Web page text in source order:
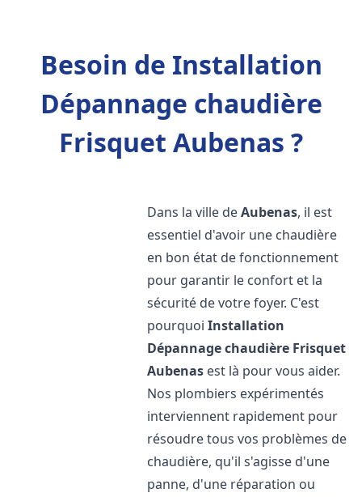
Besoin de Installation
Dépannage chaudière
Frisquet Aubenas ?
Dans la ville deAubenas, il est
essentiel d'avoir une chaudière
en bon état de fonctionnement
pour garantir le confort et la
sécurité de votre foyer. C'est
pourquoiInstallation
Dépannage chaudière Frisquet
Aubenas est là pour vous aider.
Nos plombiers expérimentés
interviennent rapidement pour
résoudre tous vos problèmes de
chaudière, qu'il s'agisse d'une
panne, d'une réparation ou